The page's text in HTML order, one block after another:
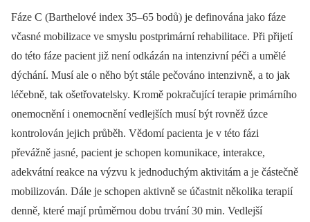
Fáze C (Barthelové index 35–65 bodů) je definována jako fáze
včasné mobilizace ve smyslu postprimární rehabilitace. Při přijetí
do této fáze pacient již není odkázán na intenzivní péči a umělé
dýchání. Musí ale o něho být stále pečováno intenzivně, a to jak
léčebně, tak ošetřovatelsky. Kromě pokračující terapie primárního
onemocnění i onemocnění vedlejších musí být rovněž úzce
kontrolován jejich průběh. Vědomí pacienta je v této fázi
převážně jasné, pacient je schopen komunikace, interakce,
adekvátní reakce na výzvu k jednoduchým aktivitám a je částečně
mobilizován. Dále je schopen aktivně se účastnit několika terapií
denně, které mají průměrnou dobu trvání 30 min. Vedlejší